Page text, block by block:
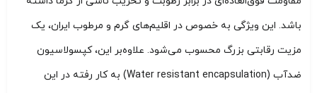
باشد. این ویژگی به خصوص در اقلیم‌های گرم و مرطوب ایران، یک
مزیت رقابتی بزرگ محسوب می‌شود. علاوه‌بر این، کپسولاسیون
ضدآب (Water resistant encapsulation) به کار رفته در این